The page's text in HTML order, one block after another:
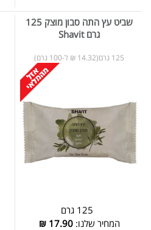
שביט עץ התה סבון מוצק 125
גרם Shavit
125 גרם(14.32 ₪ ל-100 גרם)
המחיר שלנו:17.90
₪